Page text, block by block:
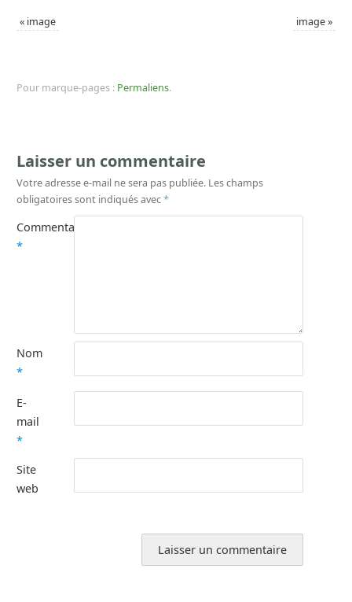
« image image»
Pour marque-pages : Permaliens.
Laisser un commentaire
Votre adresse e-mail ne sera pas publiée. Les champs
obligatoires sont indiqués avec*
Commentaire
*
Nom
*
E-
mail
*
Site
web